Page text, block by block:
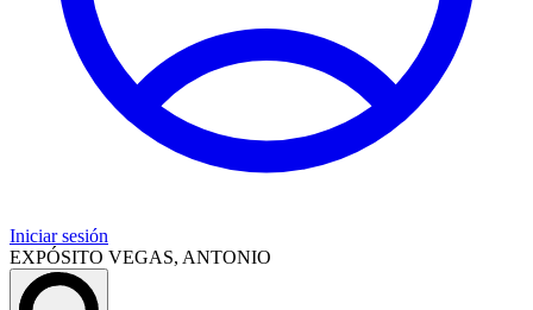
Iniciar sesión
EXPÓSITO VEGAS, ANTONIO